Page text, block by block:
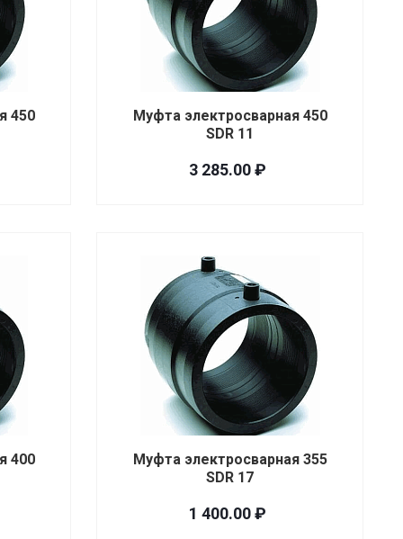
450
Муфта электросварная 450
SDR 11
3 285.00 ₽
400
Муфта электросварная 355
SDR 17
1 400.00 ₽